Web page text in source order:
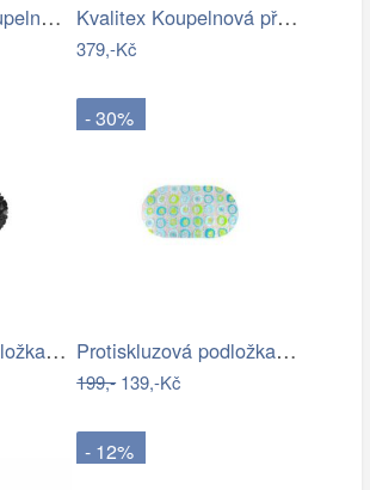
Kvalitex Sada koupelnových předložek… Kvalitex Koupelnová předložka Rám šedá,…
379,-Kč
Protiskluzová podložka do koupelny…
- 30%
Protiskluzová podložka do koupelny…
199,-139,-Kč
- 12%